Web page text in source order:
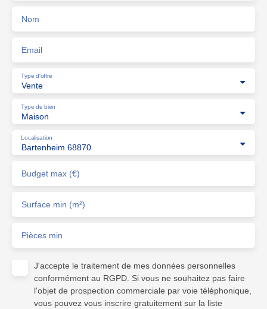
Nom
Email
Vente
Type d'offre
Maison
Type de bien
Bartenheim 68870
Localisation
Budget max (€)
Surface min (m²)
Pièces min
J'accepte le traitement de mes données personnelles
conformément au RGPD. Si vous ne souhaitez pas faire
l'objet de prospection commerciale par voie téléphonique,
vous pouvez vous inscrire gratuitement sur la liste